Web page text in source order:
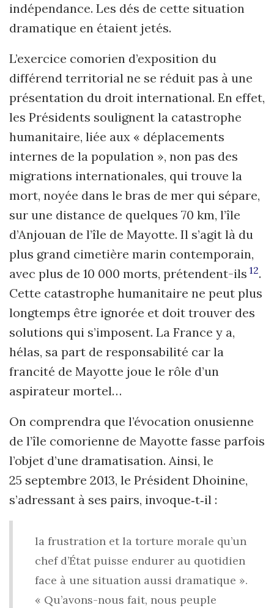
indépendance. Les dés de cette situation
dramatique en étaient jetés.
L’exercice comorien d’exposition du
différend territorial ne se réduit pas à une
présentation du droit international. En effet,
les Présidents soulignent la catastrophe
humanitaire, liée aux « déplacements
internes de la population », non pas des
migrations internationales, qui trouve la
mort, noyée dans le bras de mer qui sépare,
sur une distance de quelques 70 km, l’île
d’Anjouan de l’île de Mayotte. Il s’agit là du
plus grand cimetière marin contemporain,
avec plus de 10 000 morts, prétendent-ils 12.
Cette catastrophe humanitaire ne peut plus
longtemps être ignorée et doit trouver des
solutions qui s’imposent. La France y a,
hélas, sa part de responsabilité car la
francité de Mayotte joue le rôle d’un
aspirateur mortel…
On comprendra que l’évocation onusienne
de l’île comorienne de Mayotte fasse parfois
l’objet d’une dramatisation. Ainsi, le
25 septembre 2013, le Président Dhoinine,
s’adressant à ses pairs, invoque‑t‑il :
la frustration et la torture morale qu’un
chef d’État puisse endurer au quotidien
face à une situation aussi dramatique ».
« Qu’avons-nous fait, nous peuple